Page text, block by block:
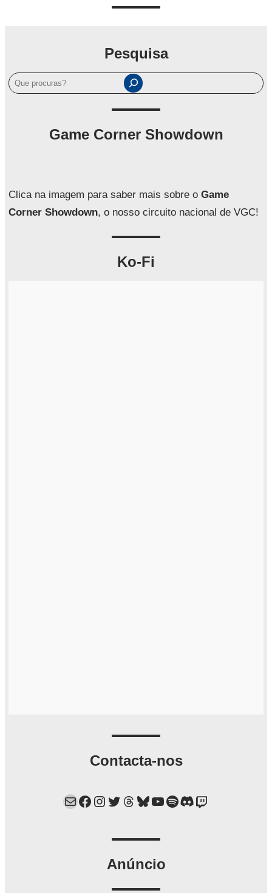
Pesquisa
P
e
a
r
Game Corner Showdown
Clica na imagem para saber mais sobre o Game
Corner Showdown, o nosso circuito nacional de VGC!
Ko-Fi
Contacta-nos
Mail Facebook Instagram Twitter Threads Bluesky YouTube Spotify Discord Twitch
Anúncio